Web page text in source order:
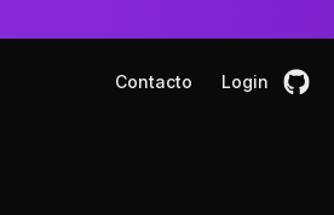
Contacto Login